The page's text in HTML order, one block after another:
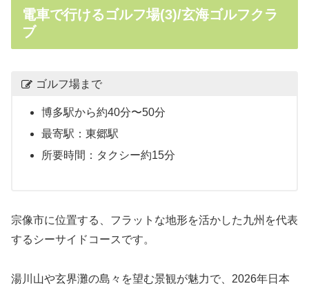
電車で行けるゴルフ場(3)/玄海ゴルフクラ
ブ
ゴルフ場まで
博多駅から約40分〜50分
最寄駅：東郷駅
所要時間：タクシー約15分
宗像市に位置する、フラットな地形を活かした九州を代表
するシーサイドコースです。
湯川山や玄界灘の島々を望む景観が魅力で、2026年日本